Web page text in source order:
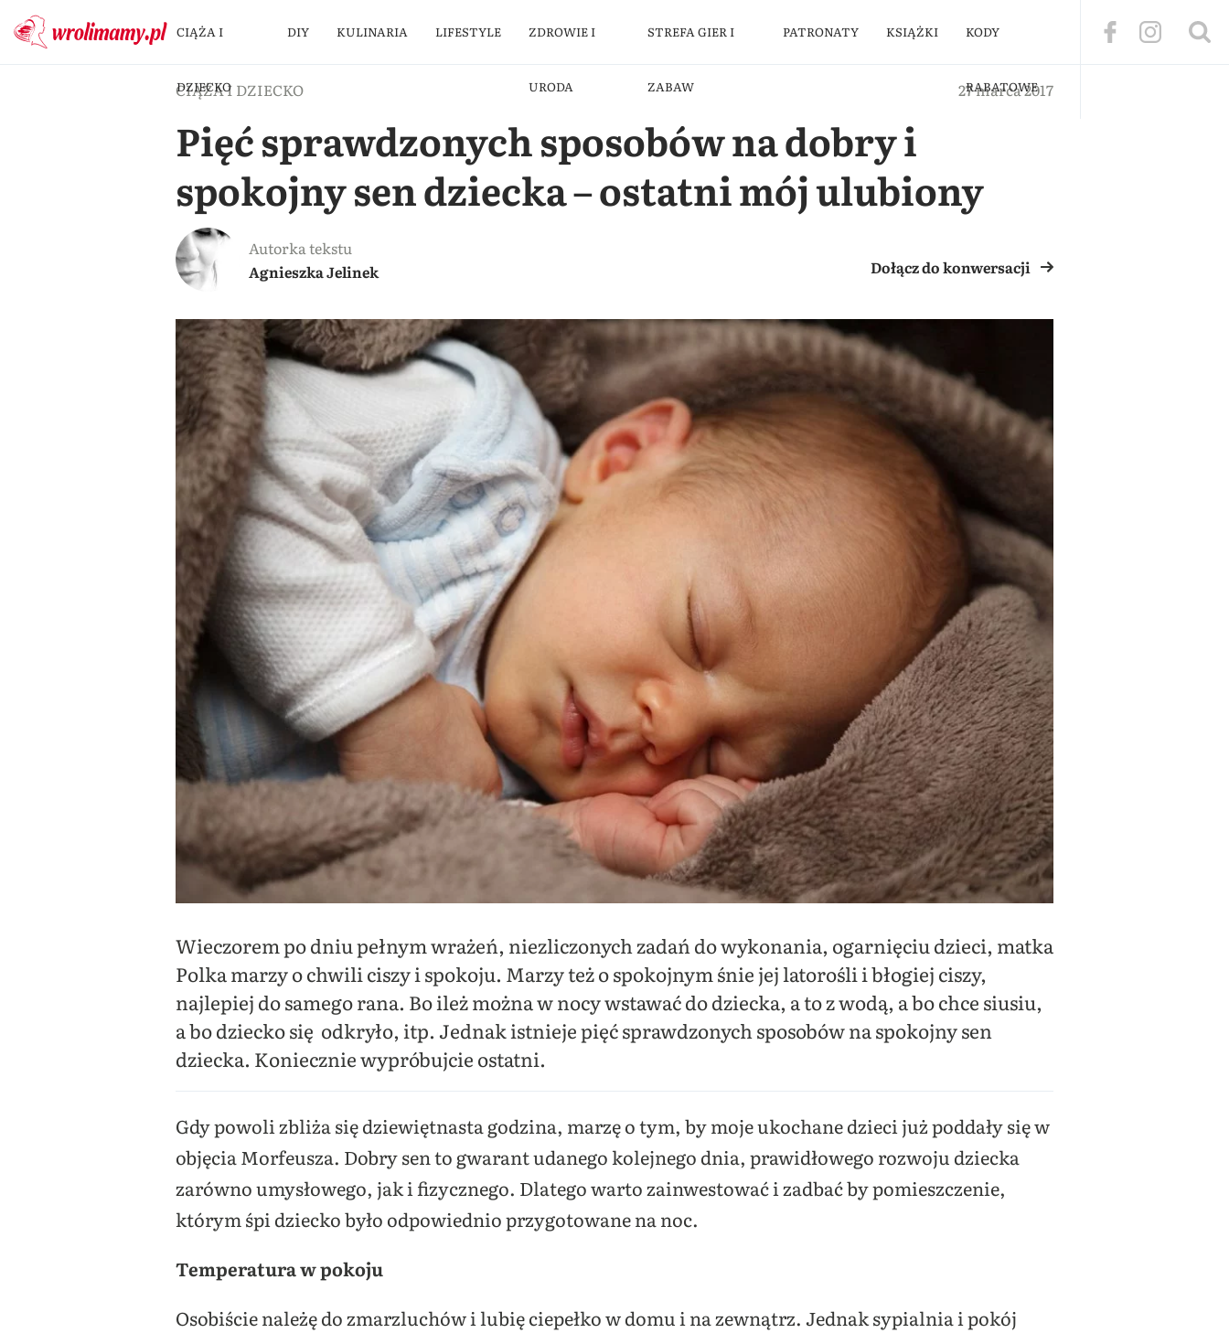
CIĄŻA I
DZIECKO
DIY KULINARIA LIFESTYLE ZDROWIE I
URODA
STREFA GIER I
ZABAW
PATRONATY KSIĄŻKI KODY
RABATOWE
CIĄŻA I DZIECKO 27 marca 2017
Pięć sprawdzonych sposobów na dobry i
spokojny sen dziecka – ostatni mój ulubiony
Autorka tekstu
Agnieszka Jelinek
Dołącz do konwersacji
Wieczorem po dniu pełnym wrażeń, niezliczonych zadań do wykonania, ogarnięciu dzieci, matka
Polka marzy o chwili ciszy i spokoju. Marzy też o spokojnym śnie jej latorośli i błogiej ciszy,
najlepiej do samego rana. Bo ileż można w nocy wstawać do dziecka, a to z wodą, a bo chce siusiu,
a bo dziecko się odkryło, itp. Jednak istnieje pięć sprawdzonych sposobów na spokojny sen
dziecka. Koniecznie wypróbujcie ostatni.
Gdy powoli zbliża się dziewiętnasta godzina, marzę o tym, by moje ukochane dzieci już poddały się w
objęcia Morfeusza. Dobry sen to gwarant udanego kolejnego dnia, prawidłowego rozwoju dziecka
zarówno umysłowego, jak i fizycznego. Dlatego warto zainwestować i zadbać by pomieszczenie,
którym śpi dziecko było odpowiednio przygotowane na noc.
Temperatura w pokoju
Osobiście należę do zmarzluchów i lubię ciepełko w domu i na zewnątrz. Jednak sypialnia i pokój